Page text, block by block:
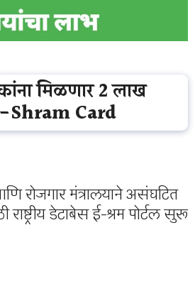
मिळणार 2 लाख
Shram Card
रोजगार मंत्रालयाने असंघटित
राष्ट्रीय डेटाबेस ई-श्रम पोर्टल सुरू